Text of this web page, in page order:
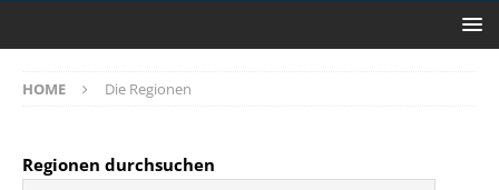
HOME Die Regionen
Regionen durchsuchen